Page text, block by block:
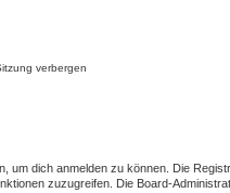
verbergen
um dich anmelden zu können. Die
zuzugreifen. Die Board-